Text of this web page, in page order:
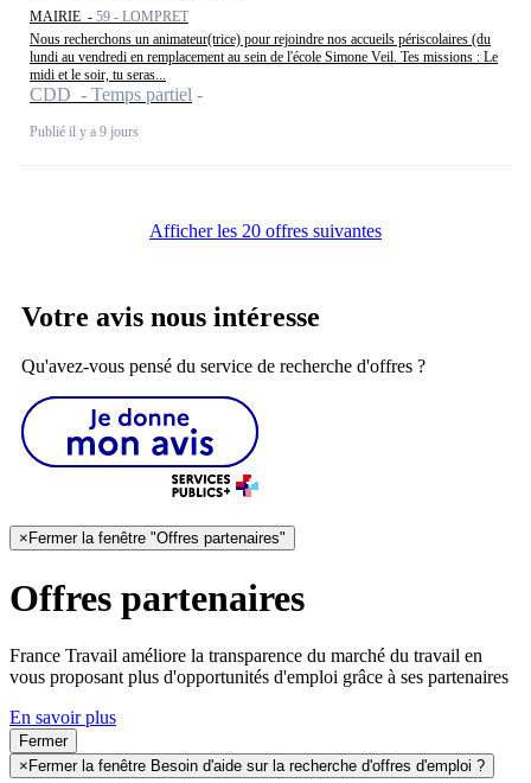
MAIRIE - 59 - LOMPRET
Nous recherchons un animateur(trice) pour rejoindre nos accueils périscolaires (du
lundi au vendredi en remplacement au sein de l'école Simone Veil. Tes missions : Le
midi et le soir, tu seras...
CDD - Temps partiel
Publié il y a 9 jours
Afficher les 20 offres suivantes
Votre avis nous intéresse
Qu'avez-vous pensé du service de recherche d'offres ?
× Fermer la fenêtre "Offres partenaires"
Offres partenaires
France Travail améliore la transparence du marché du travail en
vous proposant plus d'opportunités d'emploi grâce à ses partenaires
En savoir plus
Fermer
× Fermer la fenêtre Besoin d'aide sur la recherche d'offres d'emploi ?